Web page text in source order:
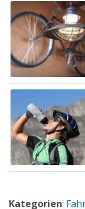
Kategorien: